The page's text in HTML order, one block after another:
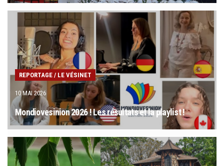
REPORTAGE / LE VÉSINET
10 MAI 2026
Mondiovesinion 2026 ! Les résultats et la playlist !